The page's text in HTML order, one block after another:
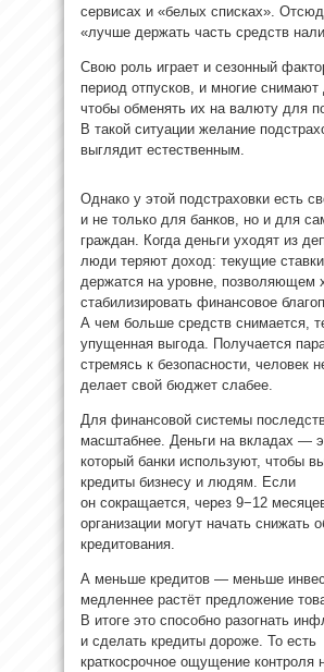
сервисах и «белых списках».
«лучше держать часть средств
Свою роль играет и сезонный
период отпусков, и многие снимают
чтобы обменять их на валюту для
В такой ситуации желание
выглядит естественным.
Однако у этой подстраховки есть
и не только для банков, но и для
граждан. Когда деньги уходят из
люди теряют доход: текущие
держатся на уровне, позволяющем
стабилизировать финансовое
А чем больше средств снимается,
упущенная выгода. Получается
стремясь к безопасности, человек
делает свой бюджет слабее.
Для финансовой системы
масштабнее. Деньги на вкладах —
который банки используют, чтобы
кредиты бизнесу и людям. Если
он сокращается, через 9−12
организации могут начать снижать
кредитования.
А меньше кредитов — меньше
медленнее растёт предложение
В итоге это способно разогнать
и сделать кредиты дороже. То есть
краткосрочное ощущение контроля